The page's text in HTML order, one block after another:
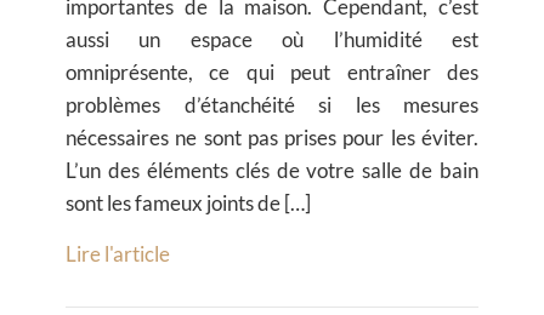
importantes de la maison. Cependant, c’est
aussi un espace où l’humidité est
omniprésente, ce qui peut entraîner des
problèmes d’étanchéité si les mesures
nécessaires ne sont pas prises pour les éviter.
L’un des éléments clés de votre salle de bain
sont les fameux joints de […]
Lire l'article